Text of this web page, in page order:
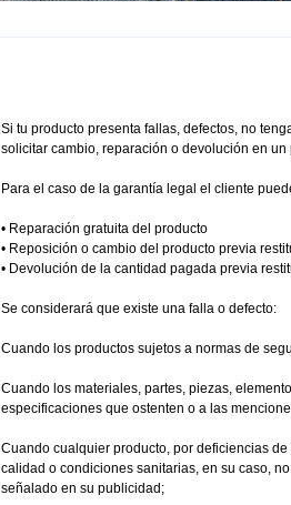
Si tu producto presenta fallas, defectos, no
solicitar cambio, reparación o devolución en
Para el caso de la garantía legal el cliente
• Reparación gratuita del producto
• Reposición o cambio del producto previa
• Devolución de la cantidad pagada previa
Se considerará que existe una falla o defecto:
Cuando los productos sujetos a normas de
Cuando los materiales, partes, piezas,
especificaciones que ostenten o a las
Cuando cualquier producto, por deficiencias
calidad o condiciones sanitarias, en su caso,
señalado en su publicidad;